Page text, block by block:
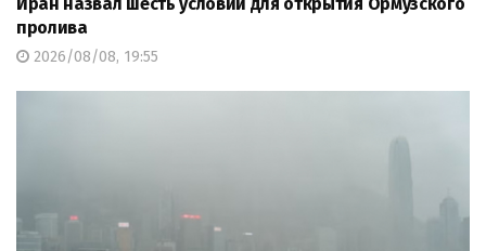
пролива
2026/08/08, 19:55